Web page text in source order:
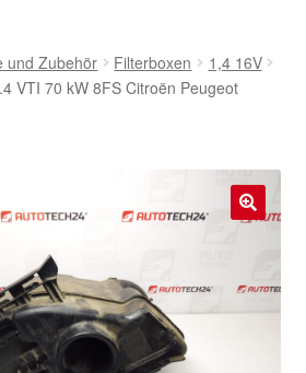
und Zubehör Filterboxen
1,4 16V
VTI 70 kW 8FS Citroën Peugeot